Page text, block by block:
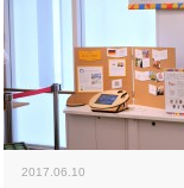
2017.06.10